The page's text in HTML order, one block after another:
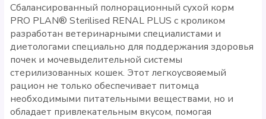
Сбалансированный полнорационный сухой корм
PRO PLAN® Sterilised RENAL PLUS с кроликом
разработан ветеринарными специалистами и
диетологами специально для поддержания здоровья
почек и мочевыделительной системы
стерилизованных кошек. Этот легкоусвояемый
рацион не только обеспечивает питомца
необходимыми питательными веществами, но и
обладает привлекательным вкусом, помогая